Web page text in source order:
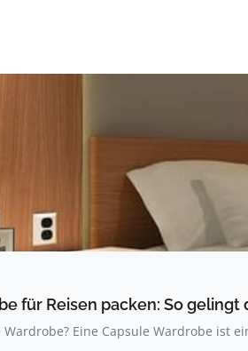
für Reisen packen: So
Wardrobe? Eine Capsule Wardrobe ist